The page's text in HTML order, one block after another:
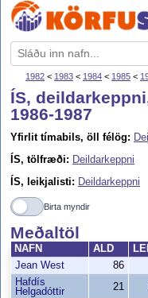
1982 < 1983 < 1984 < 1985 <
ÍS,
1986-1987
Yfirlit tímabils, öll félög:
ÍS, tölfræði: Deildarkeppni
ÍS, leikjalisti: Deildarkeppni
Birta myndir
Meðaltöl
NAFN ALD LEI
Jean West
86
Hafdís
Helgadóttir
21